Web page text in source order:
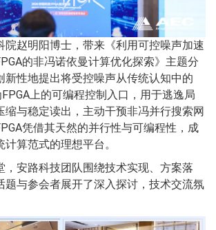
院赵明阳博士，带来《利用可控噪声加速
的非冯诺依曼计算优化探索》主题分
新性地提出将受控噪声从传统认知中的
FPGA上的可编程控制入口，用于逃逸局
缩与稳定读出，主动干预非冯并行搜索网
凭借其天然的并行性与可编程性，成
算范式的理想平台。
，安路科技团队围绕技术实现、方案落
题与参会者展开了深入探讨，技术交流氛